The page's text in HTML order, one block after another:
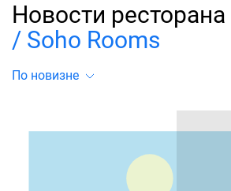
Новости ресторана
/ Soho Rooms
По новизне